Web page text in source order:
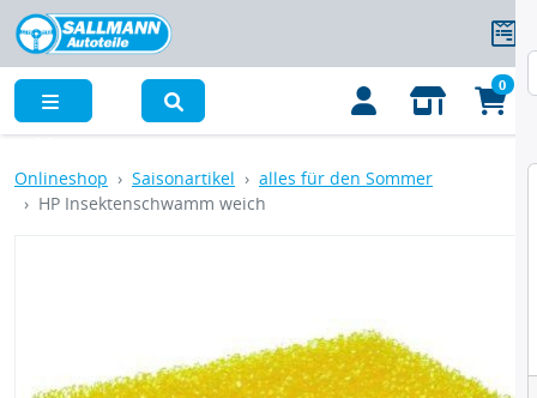
0
Onlineshop Saisonartikel
alles für den Sommer
HP Insektenschwamm weich